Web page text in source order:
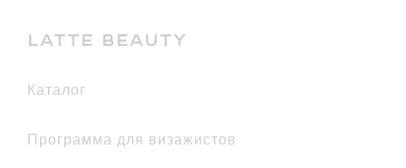
LATTE BEAUTY
каталог
Программа для визажистов